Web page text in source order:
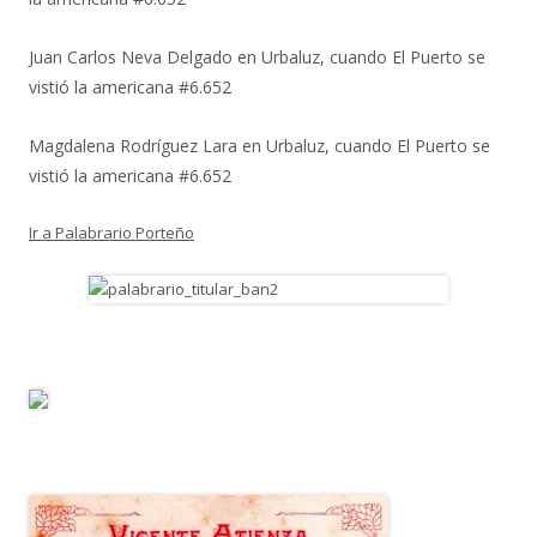
Juan Carlos Neva Delgado en Urbaluz, cuando El Puerto se
vistió la americana #6.652
Magdalena Rodríguez Lara en Urbaluz, cuando El Puerto se
vistió la americana #6.652
Ir a Palabrario Porteño